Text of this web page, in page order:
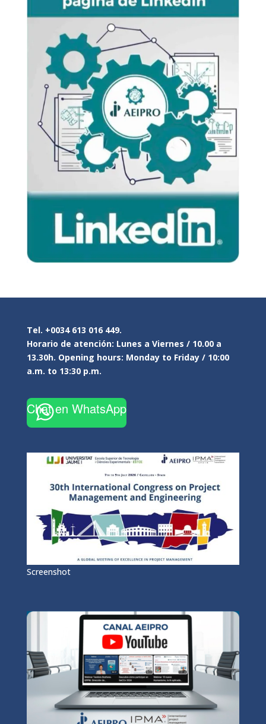
Tel. +0034 613 016 449.
Horario de atención: Lunes a Viernes / 10.00 a
13.30h. Opening hours: Monday to Friday / 10:00
a.m. to 13:30 p.m.
Chat en WhatsApp
Screenshot